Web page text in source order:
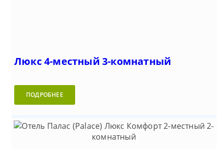
Люкс 4-местный 3-комнатный
ПОДРОБНЕЕ